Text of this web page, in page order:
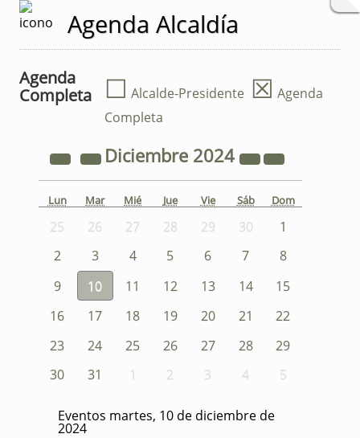
Agenda Alcaldía
Agenda
Completa
☐ Alcalde-Presidente ☒ Agenda
Completa
Diciembre 2024
Lun Mar Mié Jue Vie Sáb Dom
25 26 27 28 29 30
1
2
3 4 5 6 7
8
9
10 11 12 13 14
15
16
17 18 19 20 21
22
23
24 25 26 27 28
29
30
31 1 2 3 4 5
Eventos martes, 10 de diciembre de
2024